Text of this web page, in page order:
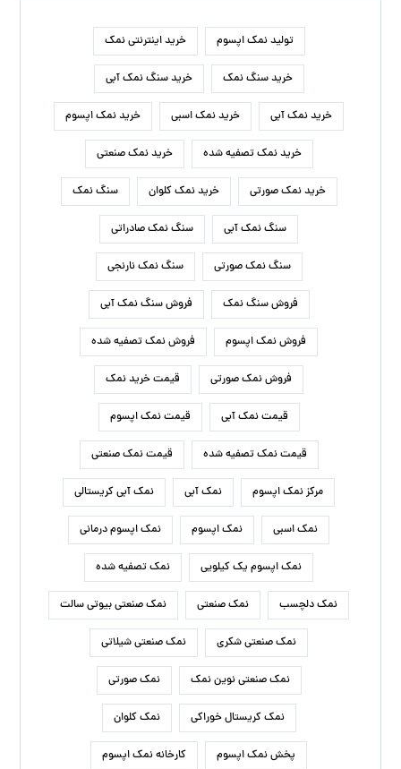
تولید نمک اپسوم خرید اینترنتی نمک
خرید سنگ نمک خرید سنگ نمک آبی
خرید نمک آبی خرید نمک اسبی خرید نمک اپسوم
خرید نمک تصفیه شده خرید نمک صنعتی
خرید نمک صورتی خرید نمک کلوان سنگ نمک
سنگ نمک آبی سنگ نمک صادراتی
سنگ نمک صورتی سنگ نمک نارنجی
فروش سنگ نمک فروش سنگ نمک آبی
فروش نمک اپسوم فروش نمک تصفیه شده
فروش نمک صورتی قیمت خرید نمک
قیمت نمک آبی قیمت نمک اپسوم
قیمت نمک تصفیه شده قیمت نمک صنعتی
مرکز نمک اپسوم نمک آبی نمک آبی کریستالی
نمک اسبی نمک اپسوم نمک اپسوم درمانی
نمک اپسوم یک کیلویی نمک تصفیه شده
نمک دلچسب نمک صنعتی نمک صنعتی بیوتی سالت
نمک صنعتی شکری نمک صنعتی شیلاتی
نمک صنعتی نوین نمک نمک صورتی
نمک کریستال خوراکی نمک کلوان
پخش نمک اپسوم کارخانه نمک اپسوم